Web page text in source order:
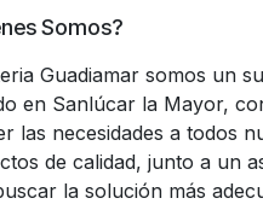
Somos?
Guadiamar somos un
en Sanlúcar la Mayor,
las necesidades a todos
de calidad, junto a un
la solución más